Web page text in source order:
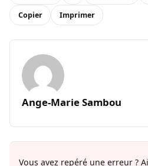
Copier Imprimer
Ange-Marie Sambou
Vous avez repéré une erreur ?